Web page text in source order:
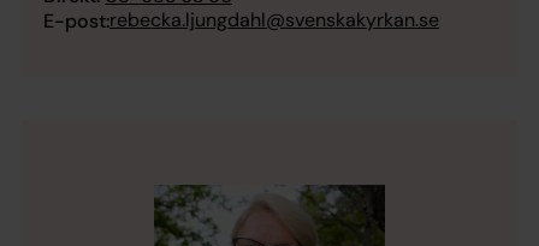
E-post:rebecka.ljungdahl@svenskakyrkan.se